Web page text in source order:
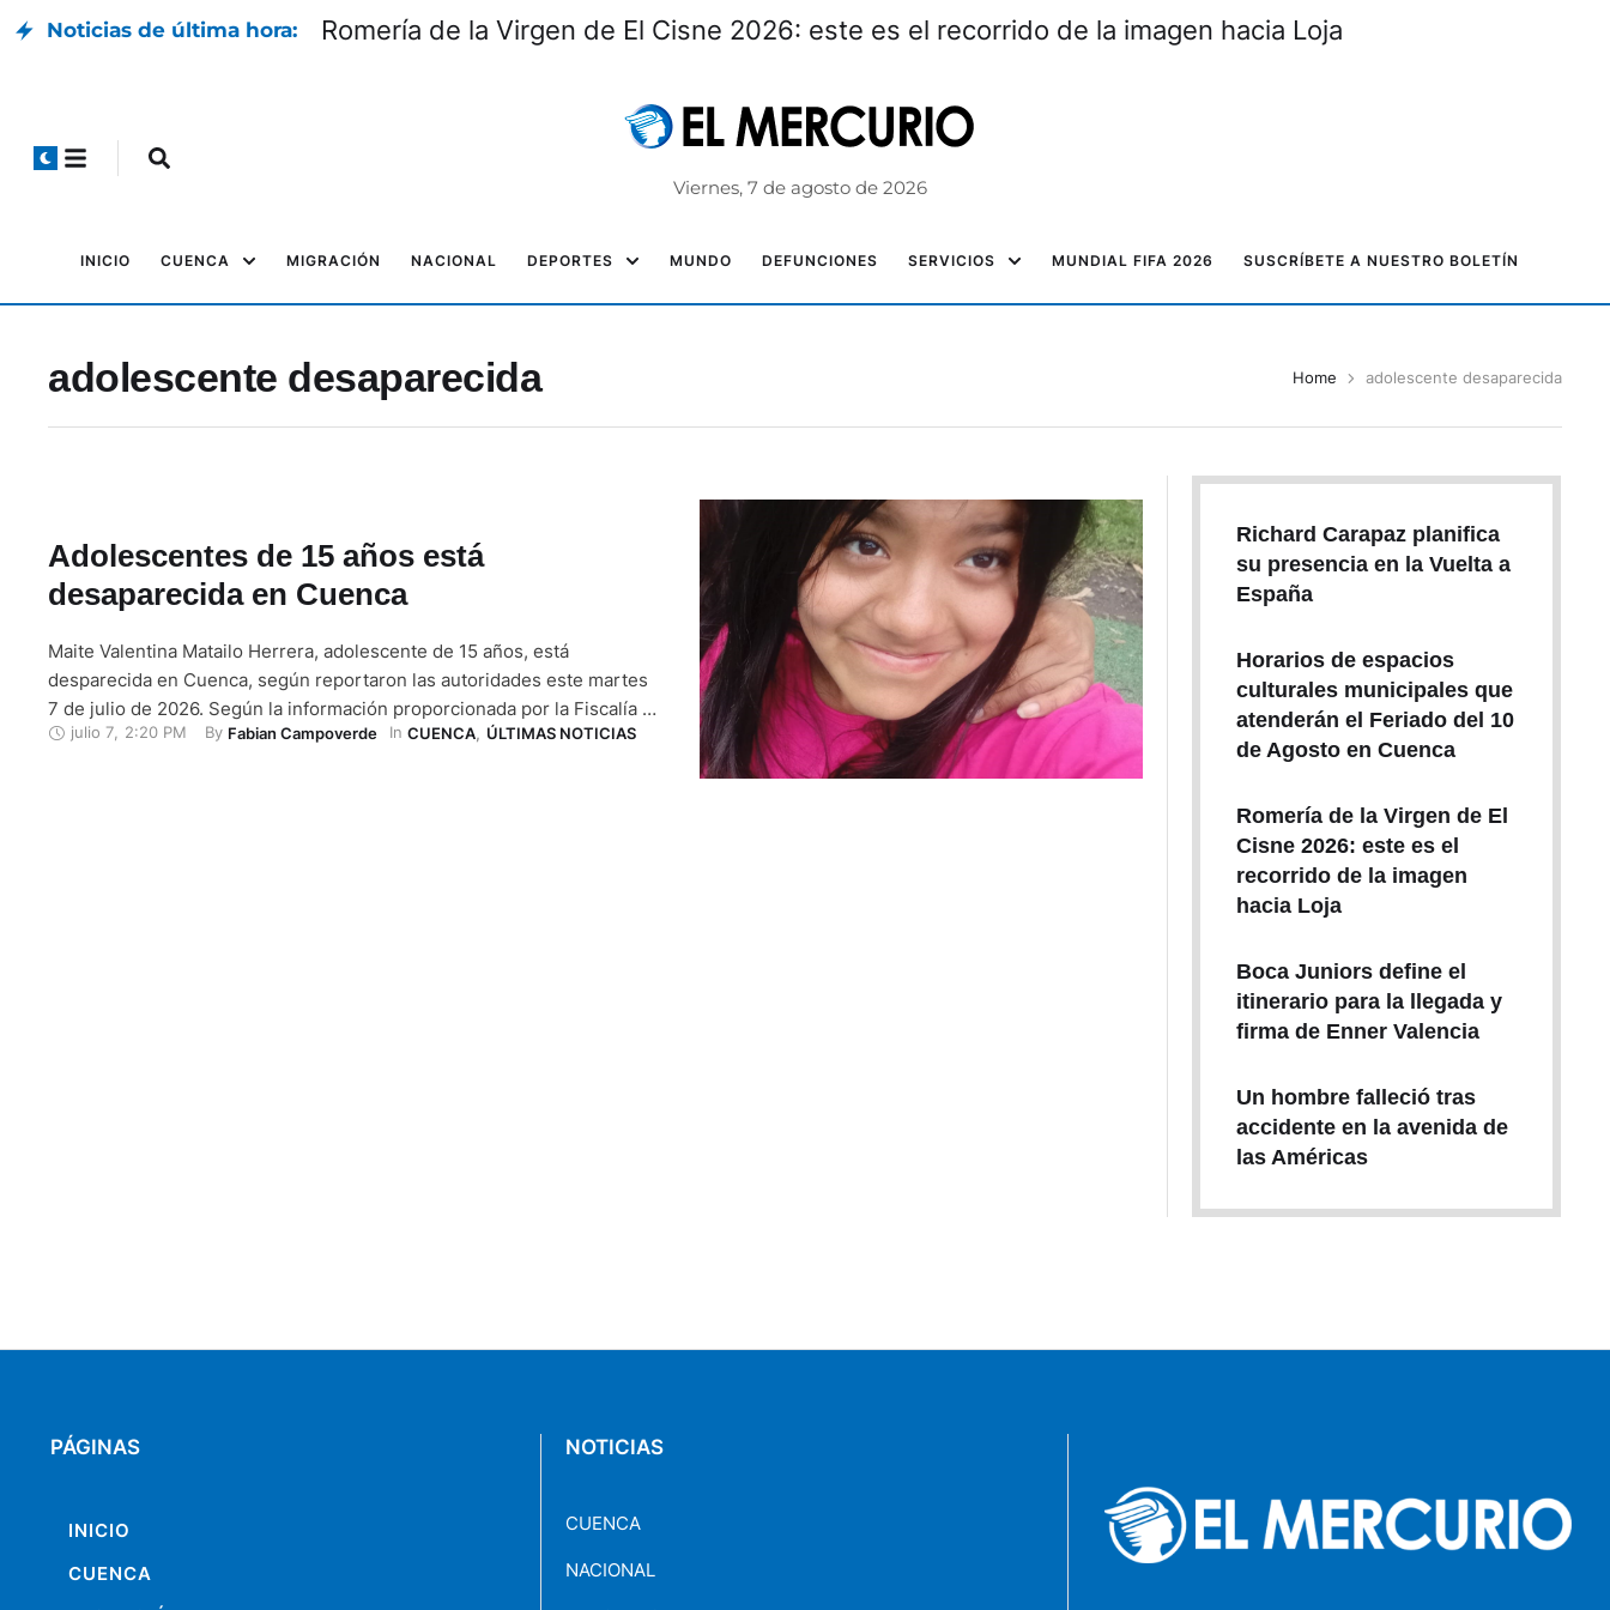
Noticias de última hora: Romería de la Virgen de El Cisne 2026: este es el recorrido de la imagen hacia Loja
Viernes, 7 de agosto de 2026
INICIO CUENCA MIGRACIÓN NACIONAL DEPORTES MUNDO DEFUNCIONES SERVICIOS MUNDIAL FIFA 2026 SUSCRÍBETE A NUESTRO BOLETÍN
adolescente desaparecida Home adolescente desaparecida
Adolescentes de 15 años está
desaparecida en Cuenca
Maite Valentina Matailo Herrera, adolescente de 15 años, está
desparecida en Cuenca, según reportaron las autoridades este martes
7 de julio de 2026. Según la información proporcionada por la Fiscalía y
Policía Nacional, la menor fue vista por última vez el 6 de julio de 2026
julio 7 2:20 PM By Fabian Campoverde In CUENCA, ÚLTIMAS NOTICIAS
Richard Carapaz planifica
su presencia en la Vuelta a
España
Horarios de espacios
culturales municipales que
atenderán el Feriado del 10
de Agosto en Cuenca
Romería de la Virgen de El
Cisne 2026: este es el
recorrido de la imagen
hacia Loja
Boca Juniors define el
itinerario para la llegada y
firma de Enner Valencia
Un hombre falleció tras
accidente en la avenida de
las Américas
PÁGINAS
INICIO
CUENCA
NOTICIAS
CUENCA
NACIONAL